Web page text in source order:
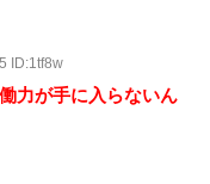
ID:1tf8w
力が手に入らないん